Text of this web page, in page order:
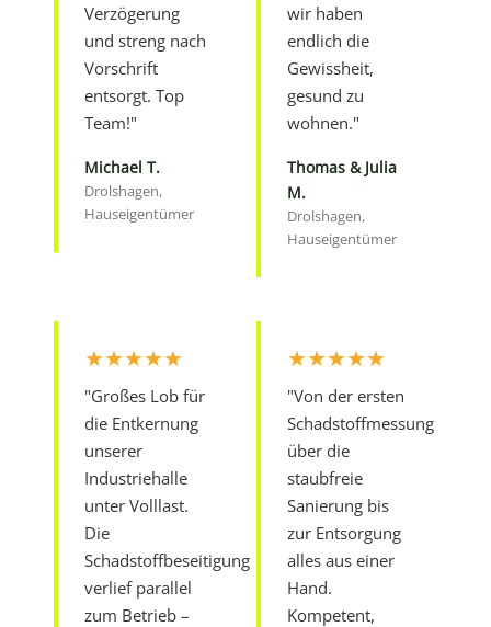
Verzögerung
und streng nach
Vorschrift
entsorgt. Top
Team!"
Michael T.
Drolshagen,
Hauseigentümer
wir haben
endlich die
Gewissheit,
gesund zu
wohnen."
Thomas & Julia
M.
Drolshagen,
Hauseigentümer
★★★★★
"Großes Lob für
die Entkernung
unserer
Industriehalle
unter Volllast.
Die
Schadstoffbeseitigung
verlief parallel
zum Betrieb –
★★★★★
"Von der ersten
Schadstoffmessung
über die
staubfreie
Sanierung bis
zur Entsorgung
alles aus einer
Hand.
Kompetent,